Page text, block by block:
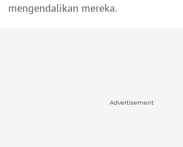
mengendalikan mereka.
Advertisement